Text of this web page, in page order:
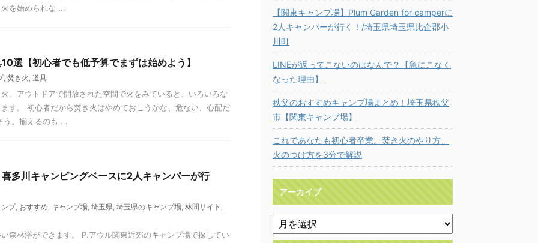
を始められな ...
選【初心者でも低予算でまずは始めよう】
, 焚き火 , 道具
。アウトドアで開放された空間で火をみていると、いろいろな
す。 初心者だから焚き火はやめておこうかな、危ない、心配だ
う。揃えるのも ...
多川キャンピングベースに2人キャンパーが行
プ, おすすめ, キャンプ場, 埼玉県, 埼玉県のキャンプ場, 林間サイト ,
森林浴ができます。 P.アウル関東近郊のキャンプ場で探してい
【関東キャンプ場】Plum Garden for camperに
2人キャンパーが行く！/埼玉県埼玉県比企郡小
川町
LINEが返ってこないのはなんで？【急にこなく
なった理由】
秩父のおすすめキャンプ場まとめ！埼玉県秩父
市【関東キャンプ場】
これであなたも初心者卒業。焚き火のやり方、
火のつけ方を3分で解説
アーカイブ